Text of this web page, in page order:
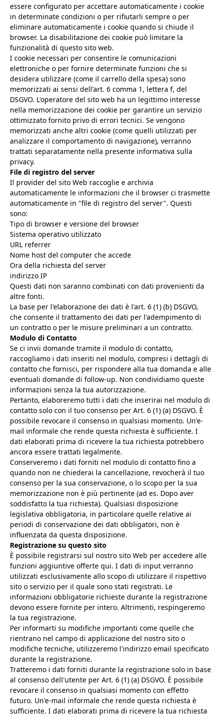
essere configurato per accettare automaticamente i cookie
in determinate condizioni o per rifiutarli sempre o per
eliminare automaticamente i cookie quando si chiude il
browser. La disabilitazione dei cookie può limitare la
funzionalità di questo sito web.
I cookie necessari per consentire le comunicazioni
elettroniche o per fornire determinate funzioni che si
desidera utilizzare (come il carrello della spesa) sono
memorizzati ai sensi dell'art. 6 comma 1, lettera f, del
DSGVO. L'operatore del sito web ha un legittimo interesse
nella memorizzazione dei cookie per garantire un servizio
ottimizzato fornito privo di errori tecnici. Se vengono
memorizzati anche altri cookie (come quelli utilizzati per
analizzare il comportamento di navigazione), verranno
trattati separatamente nella presente informativa sulla
privacy.
File di registro del server
Il provider del sito Web raccoglie e archivia
automaticamente le informazioni che il browser ci trasmette
automaticamente in "file di registro del server". Questi
sono:
Tipo di browser e versione del browser
Sistema operativo utilizzato
URL referrer
Nome host del computer che accede
Ora della richiesta del server
indirizzo IP
Questi dati non saranno combinati con dati provenienti da
altre fonti.
La base per l'elaborazione dei dati è l'art. 6 (1) (b) DSGVO,
che consente il trattamento dei dati per l'adempimento di
un contratto o per le misure preliminari a un contratto.
Modulo di Contatto
Se ci invii domande tramite il modulo di contatto,
raccogliamo i dati inseriti nel modulo, compresi i dettagli di
contatto che fornisci, per rispondere alla tua domanda e alle
eventuali domande di follow-up. Non condividiamo queste
informazioni senza la tua autorizzazione.
Pertanto, elaboreremo tutti i dati che inserirai nel modulo di
contatto solo con il tuo consenso per Art. 6 (1) (a) DSGVO. È
possibile revocare il consenso in qualsiasi momento. Un'e-
mail informale che rende questa richiesta è sufficiente. I
dati elaborati prima di ricevere la tua richiesta potrebbero
ancora essere trattati legalmente.
Conserveremo i dati forniti nel modulo di contatto fino a
quando non ne chiederai la cancellazione, revocherà il tuo
consenso per la sua conservazione, o lo scopo per la sua
memorizzazione non è più pertinente (ad es. Dopo aver
soddisfatto la tua richiesta). Qualsiasi disposizione
legislativa obbligatoria, in particolare quelle relative ai
periodi di conservazione dei dati obbligatori, non è
influenzata da questa disposizione.
Registrazione su questo sito
È possibile registrarsi sul nostro sito Web per accedere alle
funzioni aggiuntive offerte qui. I dati di input verranno
utilizzati esclusivamente allo scopo di utilizzare il rispettivo
sito o servizio per il quale sono stati registrati. Le
informazioni obbligatorie richieste durante la registrazione
devono essere fornite per intero. Altrimenti, respingeremo
la tua registrazione.
Per informarti su modifiche importanti come quelle che
rientrano nel campo di applicazione del nostro sito o
modifiche tecniche, utilizzeremo l'indirizzo email specificato
durante la registrazione.
Tratteremo i dati forniti durante la registrazione solo in base
al consenso dell'utente per Art. 6 (1) (a) DSGVO. È possibile
revocare il consenso in qualsiasi momento con effetto
futuro. Un'e-mail informale che rende questa richiesta è
sufficiente. I dati elaborati prima di ricevere la tua richiesta